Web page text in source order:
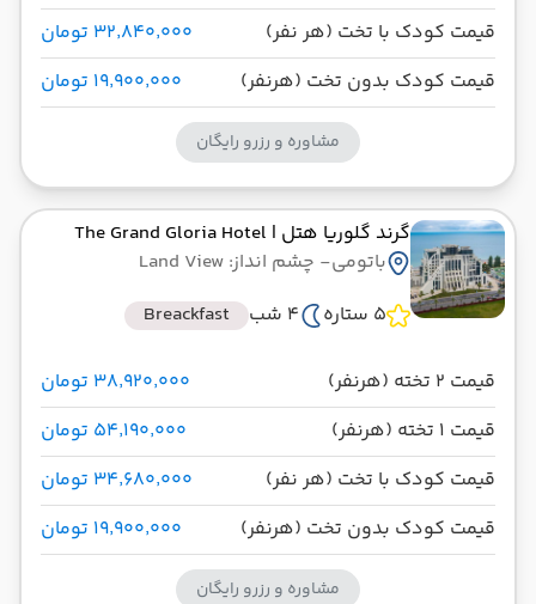
قیمت کودک با تخت (هر نفر)
۳۲٬۸۴۰٬۰۰۰ تومان
قیمت کودک بدون تخت (هرنفر)
۱۹٬۹۰۰٬۰۰۰ تومان
مشاوره و رزرو رایگان
گرند گلوریا هتل | The Grand Gloria Hotel
باتومی- چشم انداز: Land View
5 ستاره
4 شب Breackfast
قیمت 2 تخته (هرنفر)
۳۸٬۹۲۰٬۰۰۰ تومان
قیمت 1 تخته (هرنفر)
۵۴٬۱۹۰٬۰۰۰ تومان
قیمت کودک با تخت (هر نفر)
۳۴٬۶۸۰٬۰۰۰ تومان
قیمت کودک بدون تخت (هرنفر)
۱۹٬۹۰۰٬۰۰۰ تومان
مشاوره و رزرو رایگان